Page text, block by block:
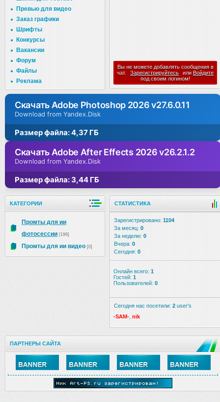
Превью для видео
Заказ графики
Шрифты
Конкурсы
Вакансии
Форум
Файлы
Реклама
Вы не можете добавлять сообщения в
чат.
Зарегистрируйтесь или Войдите
под своим логином!
Скачать Adobe Photoshop 2026 v27.6.0.11
Download from Yandex.Disk
Размер файла: 4,37 ГБ
Скачать Adobe After Effects 2026 v26.2.1.2
Download from Yandex.Disk
Размер файла: 3,44 ГБ
КАТЕГОРИИ
Промты для ии
фотосессии [196]
Промты для ии видео [0]
СТАТИСТИКА
Зарегистрировано: 1104
За месяц: 0
За неделю: 0
Вчера: 0
Сегодня: 0
Онлайн всего: 1
Гостей: 1
Пользователей: 0
Сегодня нас посетили: 2 user's
-SAM- nik
ПАРТНЕРЫ САЙТА